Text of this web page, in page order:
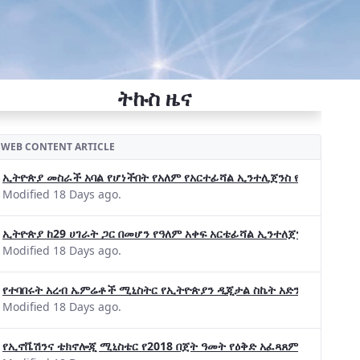
ትኩስ ዜና
WEB CONTENT ARTICLE
ኢትዮጵያ መስራች አባል የሆነችበት የአለም የአርተፊሻል ኢንተሊጀንስ የትብብር
Modified 18 Days ago.
ኢትዮጵያ ከ29 ሀገራት ጋር በመሆን የዓለም አቀፍ አርቴፊሻል ኢንተለጀንስ ትብብር
Modified 18 Days ago.
የተባበሩት አረብ ኤምሬቶች ሚኒስትር የኢትዮጵያን ዲጂታል ስኬት አድንቀዋል
Modified 18 Days ago.
የኢኖቬሽንና ቴክኖሎጂ ሚኒስቴር የ2018 በጀት ዓመት የዕቅድ አፈጻጸምና የቀጣይ